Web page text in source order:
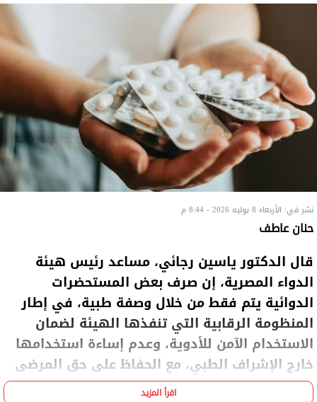
نشر في: الأربعاء 8 يوليه 2026 - 8:44 م
حنان عاطف
قال الدكتور ياسين رجائي، مساعد رئيس هيئة
الدواء المصرية، إن صرف بعض المستحضرات
الدوائية يتم فقط من خلال وصفة طبية، في إطار
المنظومة الرقابية التي تنفذها الهيئة لضمان
الاستخدام الآمن للأدوية، وعدم إساءة استخدامها
خارج الإشراف الطبي، مع الحفاظ على حق المرضى
في الحصول على العلاج.اقرأ المزيد